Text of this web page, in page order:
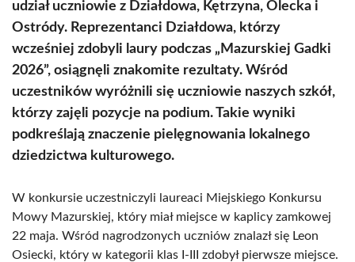
udział uczniowie z Działdowa, Kętrzyna, Olecka i
Ostródy. Reprezentanci Działdowa, którzy
wcześniej zdobyli laury podczas „Mazurskiej Gadki
2026”, osiągnęli znakomite rezultaty. Wśród
uczestników wyróżnili się uczniowie naszych szkół,
którzy zajęli pozycje na podium. Takie wyniki
podkreślają znaczenie pielęgnowania lokalnego
dziedzictwa kulturowego.
W konkursie uczestniczyli laureaci Miejskiego Konkursu
Mowy Mazurskiej, który miał miejsce w kaplicy zamkowej
22 maja. Wśród nagrodzonych uczniów znalazł się Leon
Osiecki, który w kategorii klas I-III zdobył pierwsze miejsce.